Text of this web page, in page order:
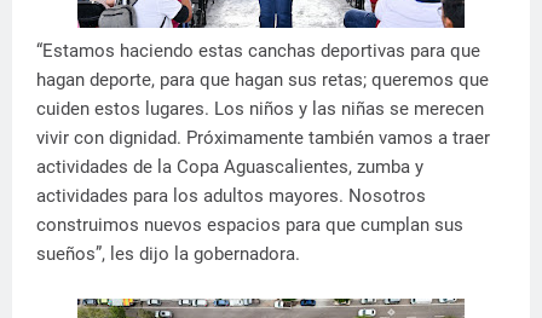
“Estamos haciendo estas canchas deportivas para que
hagan deporte, para que hagan sus retas; queremos que
cuiden estos lugares. Los niños y las niñas se merecen
vivir con dignidad. Próximamente también vamos a traer
actividades de la Copa Aguascalientes, zumba y
actividades para los adultos mayores. Nosotros
construimos nuevos espacios para que cumplan sus
sueños”, les dijo la gobernadora.